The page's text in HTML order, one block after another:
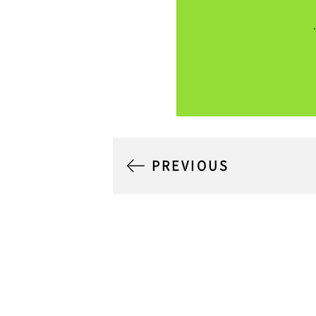
PREVIOUS